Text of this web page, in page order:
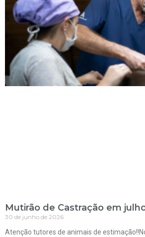
Mutirão de Castração em
30 de junho de 2026
Atenção tutores de animais de